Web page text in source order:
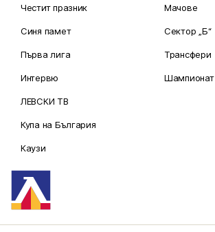
Честит празник
Синя памет
Първа лига
Интервю
ЛЕВСКИ ТВ
Купа на България
Каузи
Мачове
Сектор „Б“
Трансфери
Шампионат